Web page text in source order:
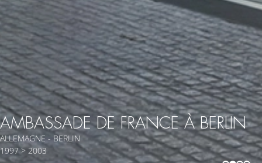
AMBASSADE DE FRANCE À BERLIN
ALLEMAGNE - BERLIN
1997 > 2003